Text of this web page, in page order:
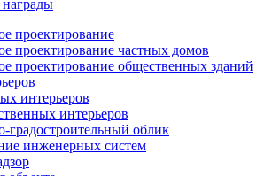
проектирование
проектирование частных домов
проектирование общественных зданий
интерьеров
интерьеров
градостроительный облик
инженерных систем